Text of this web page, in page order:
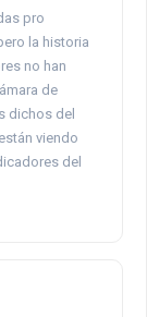
pro
la historia
no han
de
dichos del
viendo
del